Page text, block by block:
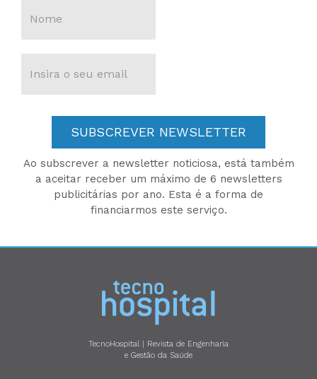
SUBSCREVER NEWSLETTER
Ao subscrever a newsletter noticiosa, está também
a aceitar receber um máximo de 6 newsletters
publicitárias por ano. Esta é a forma de
financiarmos este serviço.
TecnoHospital | Revista de Engenharia
e Gestão da Saúde